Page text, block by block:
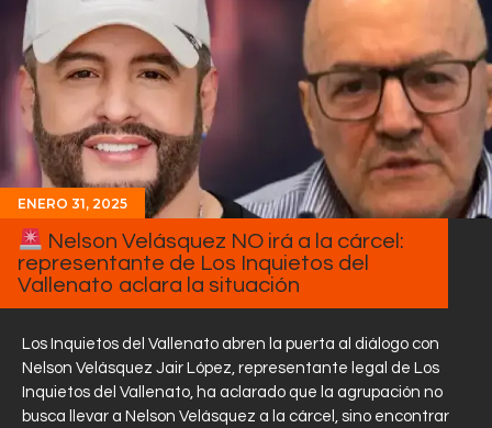
ENERO 31, 2025
Nelson Velásquez NO irá a la cárcel:
representante de Los Inquietos del
Vallenato aclara la situación
Los Inquietos del Vallenato abren la puerta al diálogo con
Nelson Velásquez Jair López, representante legal de Los
Inquietos del Vallenato, ha aclarado que la agrupación no
busca llevar a Nelson Velásquez a la cárcel, sino encontrar